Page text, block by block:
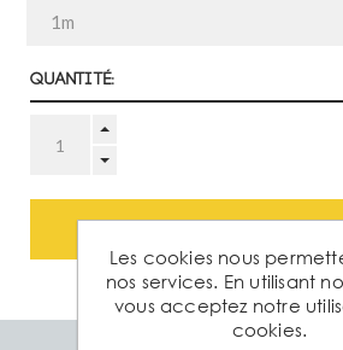
Quantité:
Les cookies nous
nos services. En utilisant
vous acceptez notre
cookies.